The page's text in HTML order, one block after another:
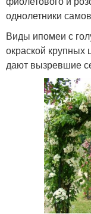
однолетники
Виды ипомеи с
окраской крупных
дают вызревшие